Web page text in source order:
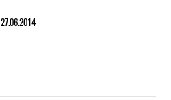
27.06.2014